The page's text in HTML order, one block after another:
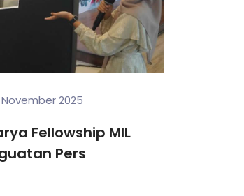
2025
Fellowship MIL
Pers